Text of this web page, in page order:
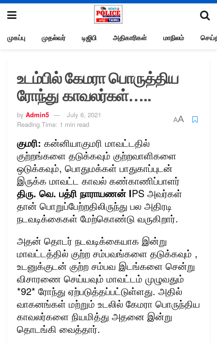
முகப்பு முதல்வர் டிஜிபி அதிகாரிகள் மாநிலம்
உடம்பில் கேமரா பொருத்திய
ரோந்து காவலர்கள்…..
by Admin5
July 6, 2021
Reading Time: 1 min read
AA
குமரி: கன்னியாகுமரி மாவட்டதில்
குற்றங்களை தடுக்கவும் குற்றவாளிகளை
ஒடுக்கவும், பொதுமக்கள் பாதுகாப்புடன்
இருக்க மாவட்ட காவல் கண்காணிப்பாளர்
திரு. வெ. பத்ரி நாராயணன் IPS அவர்கள்
தான் பொறுப்பேற்றதிலிருந்து பல அதிரடி
நடவடிக்கைகள் மேற்கொண்டு வருகிறார்.
அதன் தொடர் நடவடிக்கையாக இன்று
மாவட்டத்தில் குற்ற சம்பவங்களை தடுக்கவும் ,
உடனுக்குடன் குற்ற சம்பவ இடங்களை சென்று
விசாரணை செய்யவும் மாவட்டம் முழுவதும்
*92* ரோந்து ஏற்படுத்தப்பட்டுள்ளது. அதில்
வாகனங்கள் மற்றும் உடலில் கேமரா பொருந்திய
காவலர்களை நியமித்து அதனை இன்று
தொடங்கி வைத்தார்.